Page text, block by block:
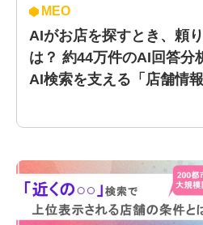
MEO
AIがお店を探すとき、頼
は？ 約44万件のAI回答分
AI検索を支える「店舗情